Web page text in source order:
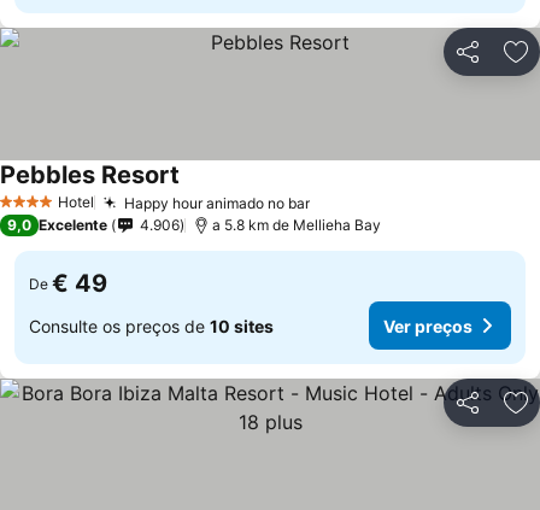
Partilhar
4 EstrelasHotel Happy hour animado no bar
Pebbles Resort
9,0 Excelente 4.906 a 5.8 km de Mellieha Bay
De € 49
Consulte os preços de 10 sites Ver preços
Partilhar